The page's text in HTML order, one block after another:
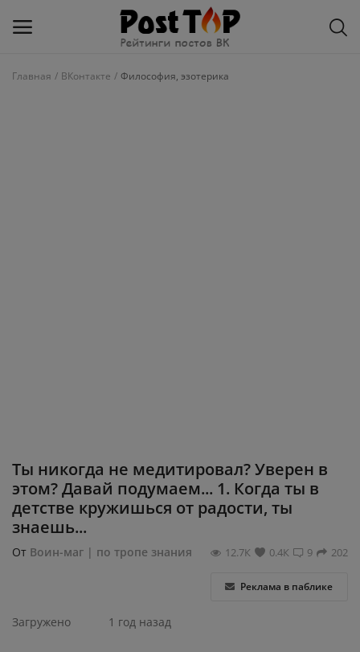
Главная ВКонтакте Философия, эзотерика
Ты никогда не медитировал? Уверен в
этом? Давай подумаем... 1. Когда ты в
детстве кружишься от радости, ты
знаешь...
От Воин-маг | по тропе знания 202
9
0.4К
12.7К
Реклама в паблике
Загружено 1 год назад